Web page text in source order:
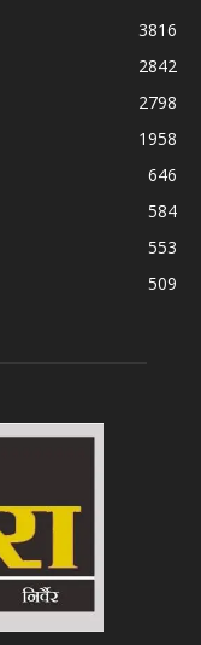
3816
2842
2798
1958
646
584
553
509